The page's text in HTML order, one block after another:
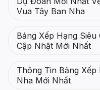
Vua Tây Ban Nha
Bảng Xếp Hạng
Cập Nhật Mới Nhất
Thông Tin Bảng Xếp
Nha Mới Nhất